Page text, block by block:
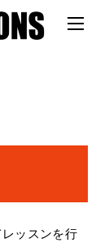
ッスンを行